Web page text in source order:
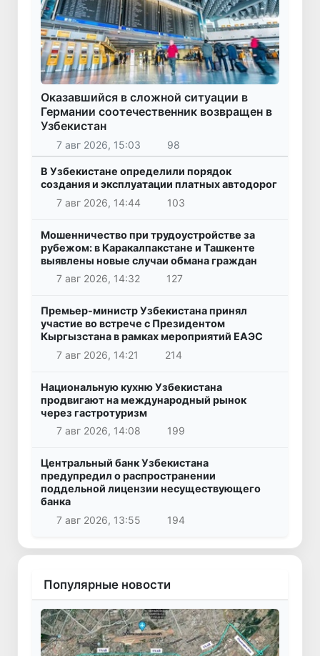
Оказавшийся в сложной ситуации в
Германии соотечественник возвращен в
Узбекистан
7 авг 2026, 15:03 98
В Узбекистане определили порядок
создания и эксплуатации платных автодорог
7 авг 2026, 14:44
103
Мошенничество при трудоустройстве за
рубежом: в Каракалпакстане и Ташкенте
выявлены новые случаи обмана граждан
7 авг 2026, 14:32
127
Премьер-министр Узбекистана принял
участие во встрече с Президентом
Кыргызстана в рамках мероприятий ЕАЭС
7 авг 2026, 14:21
214
Национальную кухню Узбекистана
продвигают на международный рынок
через гастротуризм
7 авг 2026, 14:08
199
Центральный банк Узбекистана
предупредил о распространении
поддельной лицензии несуществующего
банка
7 авг 2026, 13:55
194
Популярные новости